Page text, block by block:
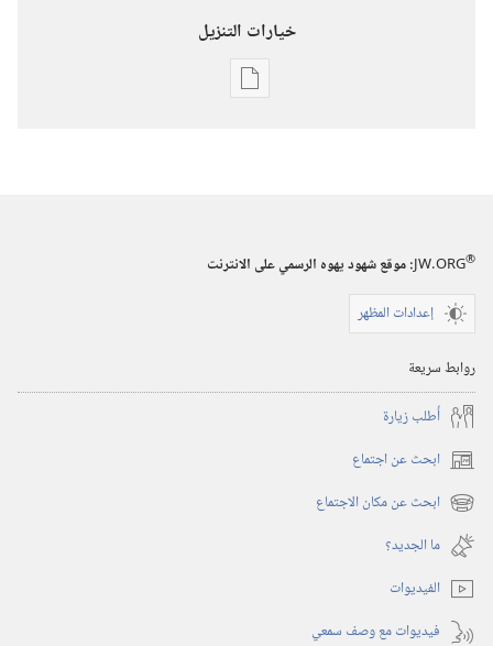
خيارات التنزيل
خيارات
‎٢٠٠٤
JW.ORG®
:‏ موقع شهود يهوه الرسمي على الانترنت
إعدادات المظهر
روابط سريعة
أُطلب زيارة
ابحث عن اجتماع (يفتح
نافذة ابحث عن مكان الاجتماع (يفتح
نافذة
جديدة)
ما الجديد؟‏
الفيديوات
فيديوات مع وصف سمعي